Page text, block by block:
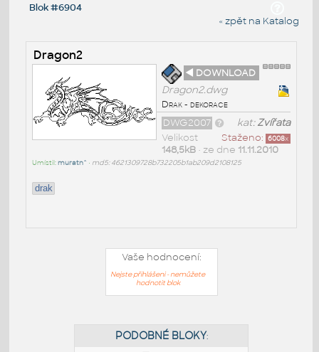
Blok #6904
« zpět na Katalog
Dragon2
◄ DOWNLOAD
Dragon2.dwg
Drak - dekorace
kat:Zvířata
DWG2007
Staženo: 6008x
Velikost
148,5kB• ze dne 11.11.2010
Umístil:muratn^ • md5: 4621309728b732205b1ab209d2108125
drak
Vaše hodnocení:
Nejste přihlášeni - nemůžete
hodnotit blok